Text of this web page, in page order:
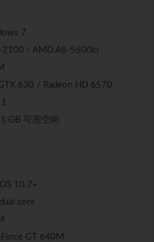
7
2100 / AMD A8-5600ki
630 / Radeon HD 6570
GB 可用空间
10.7+
core
GT 640M